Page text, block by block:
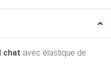
chat avec élastique de